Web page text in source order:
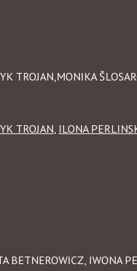
TROJAN,MONIKA
TROJAN ILONA
IWONA